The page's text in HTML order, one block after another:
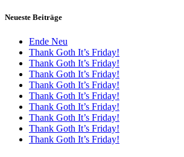
Neueste Beiträge
Ende Neu
Thank Goth It’s Friday!
Thank Goth It’s Friday!
Thank Goth It’s Friday!
Thank Goth It’s Friday!
Thank Goth It’s Friday!
Thank Goth It’s Friday!
Thank Goth It’s Friday!
Thank Goth It’s Friday!
Thank Goth It’s Friday!